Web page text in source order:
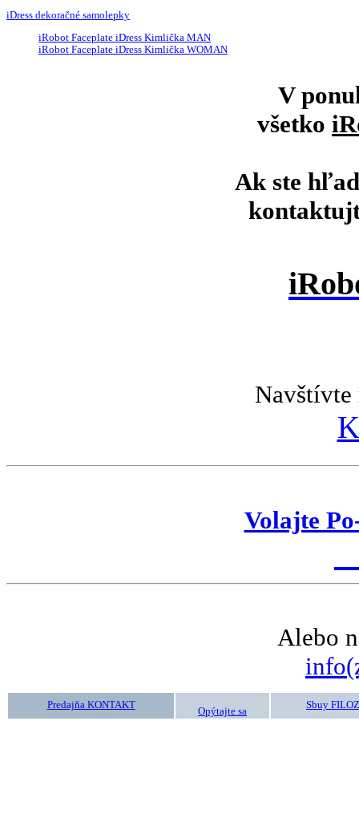
iDress dekoračné samolepky
iRobot Faceplate iDress Kimlička MAN
iRobot Faceplate iDress Kimlička WOMAN
V
všetko
Ak ste
Navštívte
Volajte
Alebo
Predajňa KONTAKT
Opýtajte sa
Sbuy